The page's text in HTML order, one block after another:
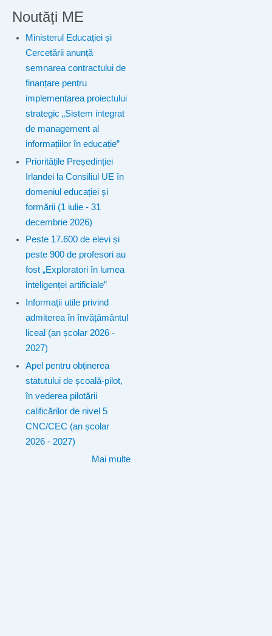
Noutăți ME
Ministerul Educației și
Cercetării anunță
semnarea contractului de
finanțare pentru
implementarea proiectului
strategic „Sistem integrat
de management al
informațiilor în educație”
Prioritățile Președinției
Irlandei la Consiliul UE în
domeniul educației și
formării (1 iulie - 31
decembrie 2026)
Peste 17.600 de elevi și
peste 900 de profesori au
fost „Exploratori în lumea
inteligenței artificiale”
Informații utile privind
admiterea în învățământul
liceal (an școlar 2026 -
2027)
Apel pentru obținerea
statutului de școală-pilot,
în vederea pilotării
calificărilor de nivel 5
CNC/CEC (an școlar
2026 - 2027)
Mai multe